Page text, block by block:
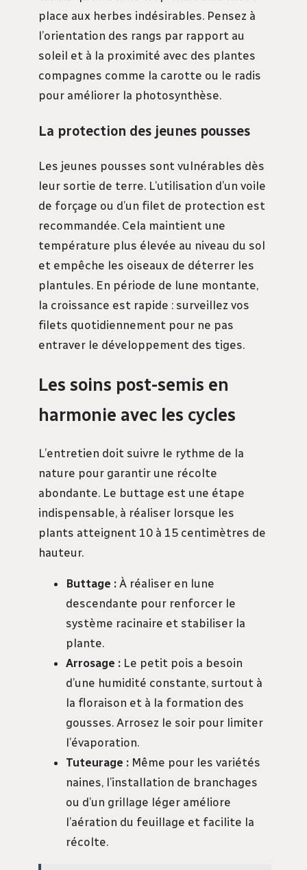
place aux herbes indésirables. Pensez à
l’orientation des rangs par rapport au
soleil et à la proximité avec des plantes
compagnes comme la carotte ou le radis
pour améliorer la photosynthèse.
La protection des jeunes pousses
Les jeunes pousses sont vulnérables dès
leur sortie de terre. L’utilisation d’un voile
de forçage ou d’un filet de protection est
recommandée. Cela maintient une
température plus élevée au niveau du sol
et empêche les oiseaux de déterrer les
plantules. En période de lune montante,
la croissance est rapide : surveillez vos
filets quotidiennement pour ne pas
entraver le développement des tiges.
Les soins post-semis en
harmonie avec les cycles
L’entretien doit suivre le rythme de la
nature pour garantir une récolte
abondante. Le buttage est une étape
indispensable, à réaliser lorsque les
plants atteignent 10 à 15 centimètres de
hauteur.
Buttage : À réaliser en lune
descendante pour renforcer le
système racinaire et stabiliser la
plante.
Arrosage : Le petit pois a besoin
d’une humidité constante, surtout à
la floraison et à la formation des
gousses. Arrosez le soir pour limiter
l’évaporation.
Tuteurage : Même pour les variétés
naines, l’installation de branchages
ou d’un grillage léger améliore
l’aération du feuillage et facilite la
récolte.